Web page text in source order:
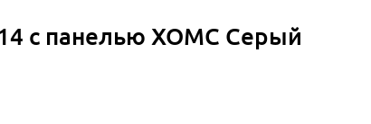
с панелью ХОМС Серый